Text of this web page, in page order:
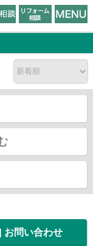
お問い合わせ